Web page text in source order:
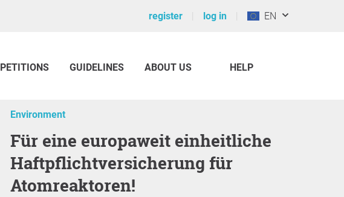
register log in EN
PETITIONS GUIDELINES ABOUT US HELP
Environment
Für eine europaweit einheitliche
Haftpflichtversicherung für
Atomreaktoren!